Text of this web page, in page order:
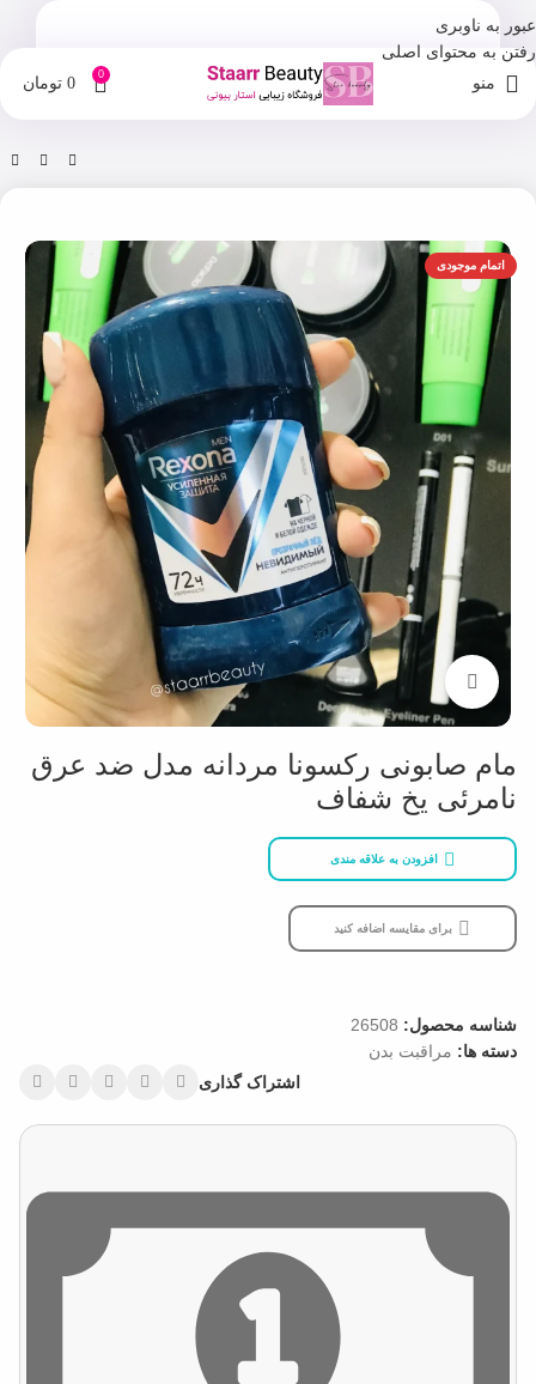
عبور به ناوبری
رفتن به محتوای اصلی
منو 0
0 تومان
فروشگاه مراقبت بدن
اتمام موجودی
بزرگنمایی تصویر
مام صابونی رکسونا مردانه مدل ضد عرق
نامرئی یخ شفاف
افزودن به علاقه مندی
برای مقایسه اضافه کنید
شناسه محصول: 26508
دسته ها: مراقبت بدن
اشتراک گذاری